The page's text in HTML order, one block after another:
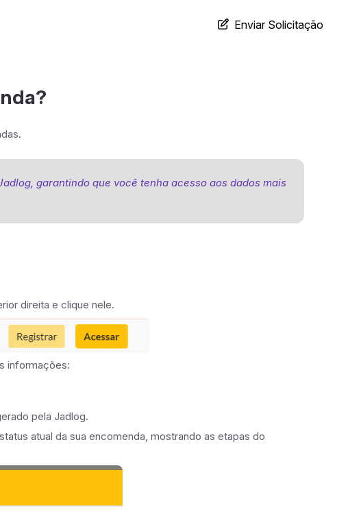
Enviar Solicitação
garantindo que você tenha acesso aos dados mais
direita e clique nele.
informações:
pela Jadlog.
atual da sua encomenda, mostrando as etapas do